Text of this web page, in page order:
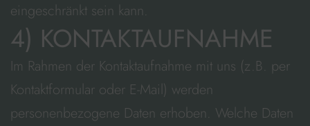
eingeschränkt sein kann.
4) KONTAKTAUFNAHME
Im Rahmen der Kontaktaufnahme mit uns (z.B. per
Kontaktformular oder E-Mail) werden
personenbezogene Daten erhoben. Welche Daten